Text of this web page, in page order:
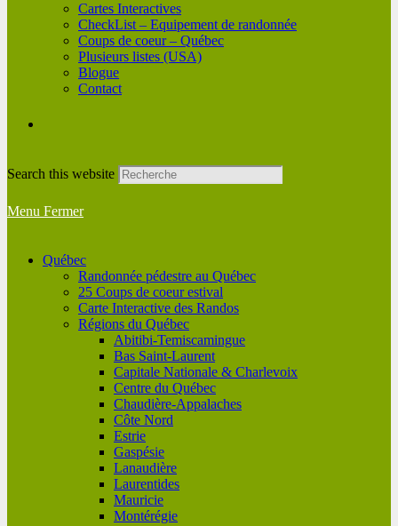
Cartes Interactives
CheckList – Equipement de randonnée
Coups de coeur – Québec
Plusieurs listes (USA)
Blogue
Contact
Search this website
Menu Fermer
Québec
Randonnée pédestre au Québec
25 Coups de coeur estival
Carte Interactive des Randos
Régions du Québec
Abitibi-Temiscamingue
Bas Saint-Laurent
Capitale Nationale & Charlevoix
Centre du Québec
Chaudière-Appalaches
Côte Nord
Estrie
Gaspésie
Lanaudière
Laurentides
Mauricie
Montérégie